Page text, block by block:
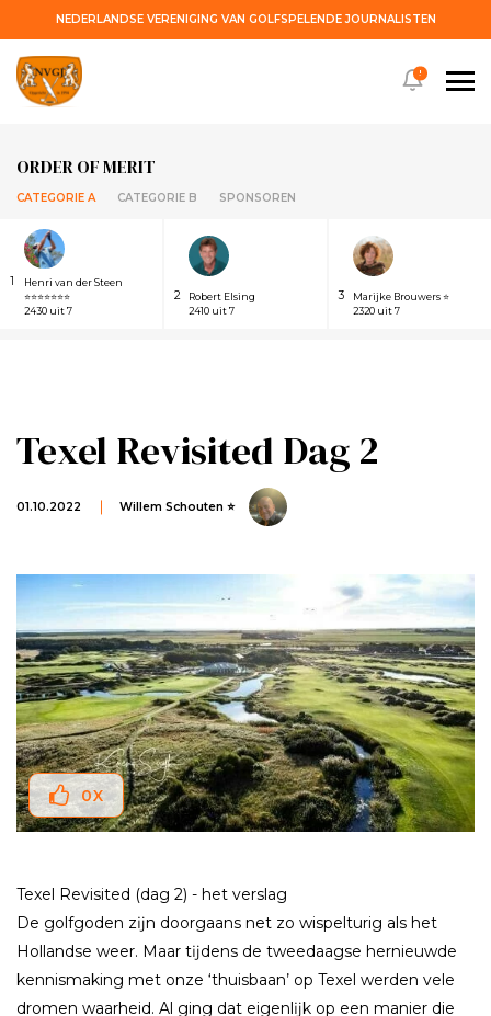
NEDERLANDSE VERENIGING VAN GOLFSPELENDE JOURNALISTEN
ORDER OF MERIT
CATEGORIE A CATEGORIE B SPONSOREN
1
Henri van der Steen
⭐⭐⭐⭐⭐⭐⭐
2430 uit 7
2
Robert Elsing
2410 uit 7
3
Marijke Brouwers ⭐
2320 uit 7
!
Texel Revisited Dag 2
01.10.2022 Willem Schouten ⭐
0X
Texel Revisited (dag 2) - het verslag
De golfgoden zĳn doorgaans net zo wispelturig als het
Hollandse weer. Maar tĳdens de tweedaagse hernieuwde
kennismaking met onze ‘thuisbaan’ op Texel werden vele
dromen waarheid. Al ging dat eigenlĳk op een manier die